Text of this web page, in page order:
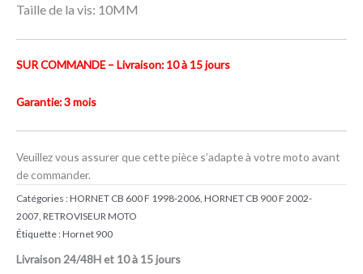
Taille de la vis: 10MM
SUR COMMANDE – Livraison: 10 à 15 jours
Garantie: 3 mois
Veuillez vous assurer que cette pièce s’adapte à votre moto avant
de commander.
Catégories :HORNET CB 600 F 1998-2006 HORNET CB 900 F 2002-
2007 RETROVISEUR MOTO
Étiquette :Hornet 900
Livraison 24/48H et 10 à 15 jours